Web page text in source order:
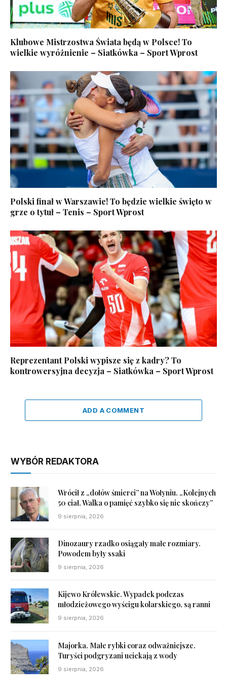
Klubowe Mistrzostwa Świata będą w Polsce! To
wielkie wyróżnienie – Siatkówka – Sport Wprost
Polski finał w Warszawie! To będzie wielkie święto w
grze o tytuł – Tenis – Sport Wprost
Reprezentant Polski wypisze się z kadry? To
kontrowersyjna decyzja – Siatkówka – Sport Wprost
ADD A COMMENT
WYBÓR REDAKTORA
Wrócił z „dołów śmierci” na Wołyniu. „Kolejnych
50 ciał. Walka o pamięć szybko się nie skończy”
9 sierpnia, 2026
Dinozaury rzadko osiągały małe rozmiary.
Powodem były ssaki
9 sierpnia, 2026
Kijewo Królewskie. Wypadek podczas
młodzieżowego wyścigu kolarskiego, są ranni
9 sierpnia, 2026
Majorka. Małe rybki coraz odważniejsze.
Turyści podgryzani uciekają z wody
9 sierpnia, 2026